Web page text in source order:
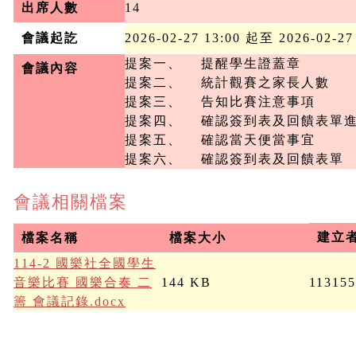
出席人數 14
會議起訖 2026-02-27 13:00 起至 2026-02-
會議內容
提案一、	提醒學生證蓋章
提案二、	統計觀賽之家長人數
提案三、	告知比賽注意事項
提案四、	確認簽到表及回饋表單進度
提案五、	確認當天便當事宜
提案六、	確認簽到表及回饋表單
會議相關檔案
檔案名稱 檔案大小
建立
114-2 國樂社全國學生
音樂比賽 國樂合奏 二
籌 會議記錄.docx
144 KB